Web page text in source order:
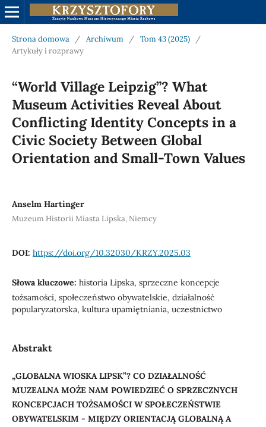
Strona domowa / Archiwum / Tom 43 (2025)
/
Artykuły i rozprawy
“World Village Leipzig”? What
Museum Activities Reveal About
Conflicting Identity Concepts in a
Civic Society Between Global
Orientation and Small-Town Values
Anselm Hartinger
Muzeum Historii Miasta Lipska, Niemcy
DOI: https://doi.org/10.32030/KRZY.2025.03
Słowa kluczowe: historia Lipska, sprzeczne koncepcje
tożsamości, społeczeństwo obywatelskie, działalność
popularyzatorska, kultura upamiętniania, uczestnictwo
Abstrakt
„GLOBALNA WIOSKA LIPSK”? CO DZIAŁALNOŚĆ
MUZEALNA MOŻE NAM POWIEDZIEĆ O SPRZECZNYCH
KONCEPCJACH TOŻSAMOŚCI W SPOŁECZEŃSTWIE
OBYWATELSKIM - MIĘDZY ORIENTACJĄ GLOBALNĄ A